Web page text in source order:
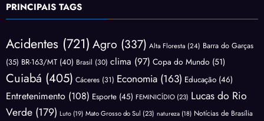
PRINCIPAIS TAGS
Acidentes (721) Agro (337) Alta Floresta (24) Barra do Garças
(35) BR-163/MT (40) Brasil (30) clima (97) Copa do Mundo (51)
Cuiabá (405) Cáceres (31) Economia (163) Educação (46)
Entretenimento (108) Esporte (45) FEMINICÍDIO (23) Lucas do Rio
Verde (179) Luto (19) Mato Grosso do Sul (23) natureza (18) Notícias de Brasília